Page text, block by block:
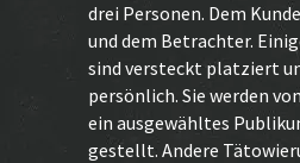
drei Personen. Dem
und dem Betrachter.
sind versteckt platziert
persönlich. Sie werden
ein ausgewähltes
gestellt. Andere